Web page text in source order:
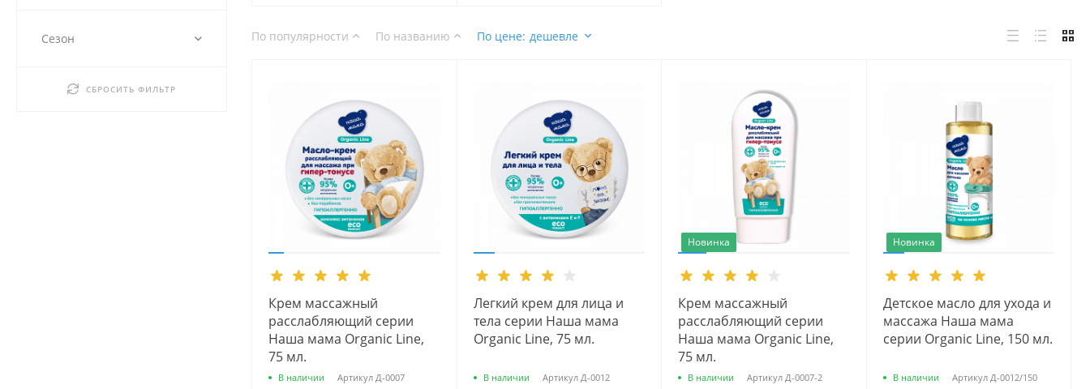
Сезон
СБРОСИТЬ ФИЛЬТР
По популярности По названию По цене: дешевле
Крем массажный
расслабляющий серии
Наша мама Organic Line,
75 мл.
В наличии Артикул Д-0007
Легкий крем для лица и
тела серии Наша мама
Organic Line, 75 мл.
В наличии Артикул Д-0012
Новинка
Крем массажный
расслабляющий серии
Наша мама Organic Line,
75 мл.
В наличии Артикул Д-0007-2
Новинка
Детское масло для ухода и
массажа Наша мама
серии Organic Line, 150 мл.
В наличии Артикул Д-0012/150